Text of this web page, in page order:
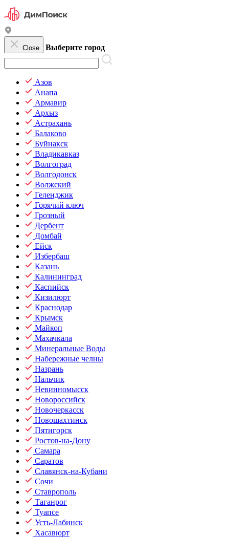
Close Выберите город
Азов
Анапа
Армавир
Архыз
Астрахань
Балаково
Буйнакск
Владикавказ
Волгоград
Волгодонск
Волжский
Геленджик
Горячий ключ
Грозный
Дербент
Домбай
Ейск
Избербаш
Казань
Калининград
Каспийск
Кизилюрт
Краснодар
Крымск
Майкоп
Махачкала
Минеральные Воды
Набережные челны
Назрань
Нальчик
Невинномысск
Новороссийск
Новочеркасск
Новошахтинск
Пятигорск
Ростов-на-Дону
Самара
Саратов
Славянск-на-Кубани
Сочи
Ставрополь
Таганрог
Туапсе
Усть-Лабинск
Хасавюрт